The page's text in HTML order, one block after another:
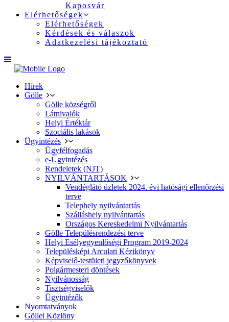
Kaposvár
Elérhetőségek
Elérhetőségek
Kérdések és válaszok
Adatkezelési tájékoztató
Hírek
Gölle
Gölle községről
Látnivalók
Helyi Értéktár
Szociális lakások
Ügyintézés
Ügyfélfogadás
e-Ügyintézés
Rendeletek (NJT)
NYILVÁNTARTÁSOK
Vendéglátó üzletek 2024. évi hatósági ellenőrzési
terve
Telephely nyilvántartás
Szálláshely nyilvántartás
Országos Kereskedelmi Nyilvántartás
Gölle Településrendezési terve
Helyi Esélyegyenlőségi Program 2019-2024
Településképi Arculati Kézikönyv
Képviselő-testületi jegyzőkönyvek
Polgármesteri döntések
Nyilvánosság
Tisztségviselők
Ügyintézők
Nyomtatványok
Göllei Közlöny